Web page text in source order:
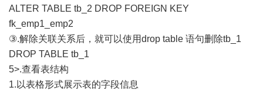
ALTER TABLE tb_2 DROP FOREIGN KEY
fk_emp1_emp2
③.解除关联关系后，就可以使用drop table 语句删除tb_1
DROP TABLE tb_1
5>.查看表结构
1.以表格形式展示表的字段信息